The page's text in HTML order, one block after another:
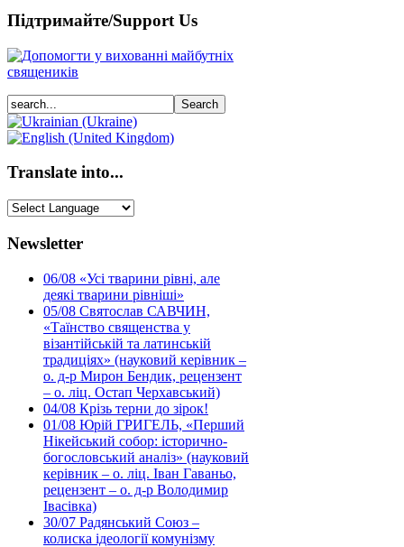
Підтримайте/Support Us
Translate into...
Newsletter
06/08 «Усі тварини рівні, але
деякі тварини рівніші»
05/08 Святослав САВЧИН,
«Таїнство священства у
візантійській та латинській
традиціях» (науковий керівник –
о. д-р Мирон Бендик, рецензент
– о. ліц. Остап Черхавський)
04/08 Крізь терни до зірок!
01/08 Юрій ГРИГЕЛЬ, «Перший
Нікейський собор: історично-
богословський аналіз» (науковий
керівник – о. ліц. Іван Гаваньо,
рецензент – о. д-р Володимир
Івасівка)
30/07 Радянський Союз –
колиска ідеології комунізму